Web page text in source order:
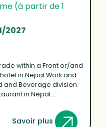
(à partir de 1
2027
within a Front or/and
in Nepal.Work and
and Beverage division
in Nepal....
Savoir plus